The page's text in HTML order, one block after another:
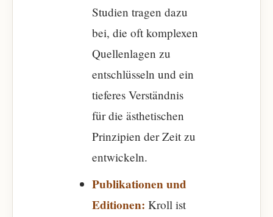
Studien tragen dazu
bei, die oft komplexen
Quellenlagen zu
entschlüsseln und ein
tieferes Verständnis
für die ästhetischen
Prinzipien der Zeit zu
entwickeln.
Publikationen und
Editionen: Kroll ist